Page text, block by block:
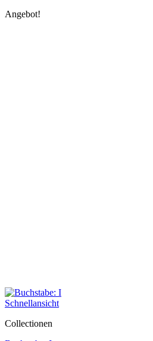
Angebot!
Schnellansicht
Collectionen